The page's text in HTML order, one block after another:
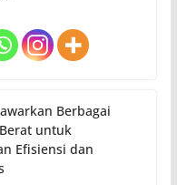
Berbagai
untuk
Efisiensi dan